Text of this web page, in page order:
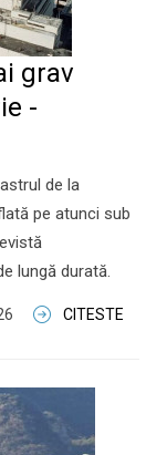
grav
-
de la
pe atunci sub
lungă durată.
CITESTE